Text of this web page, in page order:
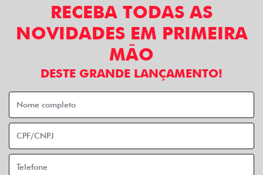
RECEBA TODAS AS
NOVIDADES EM PRIMEIRA
MÃO
DESTE GRANDE LANÇAMENTO!